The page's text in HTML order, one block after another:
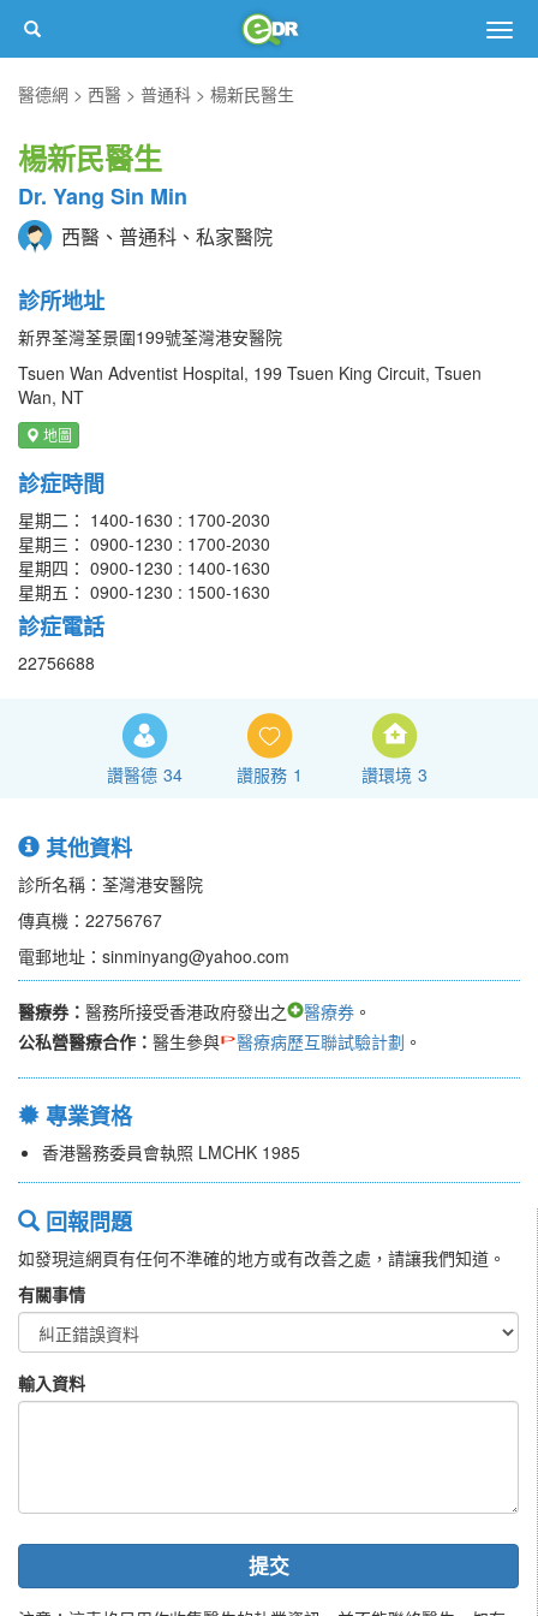
醫德網
西醫 普通科 楊新民醫生
楊新民醫生
Dr. Yang Sin Min
西醫、普通科、私家醫院
診所地址
新界荃灣荃景圍199號荃灣港安醫院
Tsuen Wan Adventist Hospital, 199 Tsuen King Circuit, Tsuen
Wan, NT
地圖
診症時間
星期二： 1400-1630 : 1700-2030
星期三： 0900-1230 : 1700-2030
星期四： 0900-1230 : 1400-1630
星期五： 0900-1230 : 1500-1630
診症電話
22756688
讚醫德 34 讚服務 1 讚環境 3
其他資料
診所名稱：荃灣港安醫院
傳真機：22756767
電郵地址：sinminyang@yahoo.com
醫療券： 醫務所接受香港政府發出之 醫療券 。
公私營醫療合作： 醫生參與 醫療病歷互聯試驗計劃 。
專業資格
香港醫務委員會執照 LMCHK 1985
回報問題
如發現這網頁有任何不準確的地方或有改善之處，請讓我們知道。
有關事情
輸入資料
提交